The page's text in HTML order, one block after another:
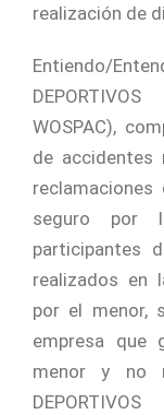
realización de
Entiendo/
WOSPAC),
de accidentes
seguro por
participantes
realizados en
por el menor,
empresa que
menor y no